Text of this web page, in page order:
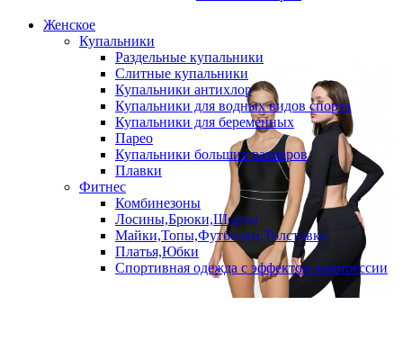
Женское
Купальники
Раздельные купальники
Слитные купальники
Купальники антихлор
Купальники для водных видов спорта
Купальники для беременных
Парео
Купальники больших размеров
Плавки
Фитнес
Комбинезоны
Лосины,Брюки,Шорты
Майки,Топы,Футболки,Толстовки
Платья,Юбки
Спортивная одежда с эффектом компрессии